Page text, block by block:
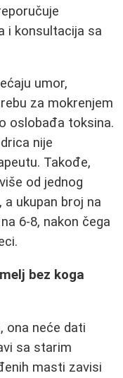
i konsultacija sa
umor,
za mokrenjem
oslobađa toksina.
nije
Takođe,
od jednog
ukupan broj na
6-8, nakon čega
bez koga
ona neće dati
sa starim
masti zavisi